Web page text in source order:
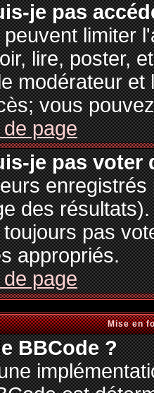
je pas
limiter
lire, poster,
modérateur
vous
page
je pas voter
des
pas
appropriés.
page
Mise en
BBCode ?